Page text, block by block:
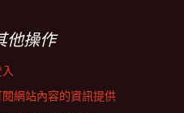
他操作
閱網站內容的資訊提供